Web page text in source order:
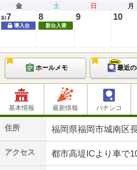
金 土 日 月
8/7
導入台
8
新台入替
9 10
ホールメモ 最近
基本情報 最新情報 パチンコ
住所 福岡県福岡市城南区
アクセス 都市高堤ICより車で